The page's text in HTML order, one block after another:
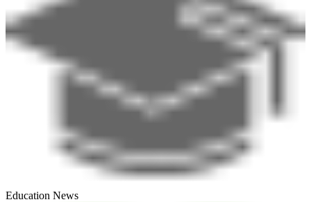
Education News